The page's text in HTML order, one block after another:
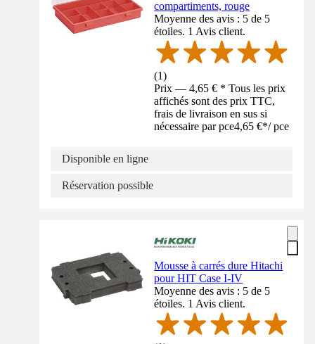
compartiments, rouge
Moyenne des avis : 5 de 5
étoiles. 1 Avis client.
(1)
Prix — 4,65 € * Tous les prix
affichés sont des prix TTC,
frais de livraison en sus si
nécessaire par pce4,65 €*/ pce
Disponible en ligne
Réservation possible
Mousse à carrés dure Hitachi
pour HIT Case I-IV
Moyenne des avis : 5 de 5
étoiles. 1 Avis client.